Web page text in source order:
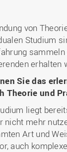
von
Studium
sammeln
erhalten
Sie das
Theorie und
liegt
nicht mehr
Art und
auch